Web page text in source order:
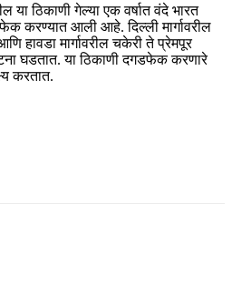
या ठिकाणी गेल्या एक वर्षात वंदे भारत
करण्यात आली आहे. दिल्ली मार्गावरील
हावडा मार्गावरील चकेरी ते प्रेमपूर
घडतात. या ठिकाणी दगडफेक करणारे
करतात.